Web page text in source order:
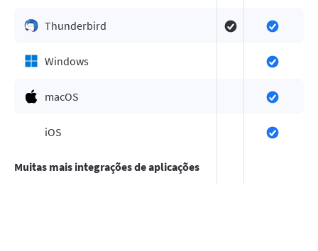
Thunderbird
Windows
macOS
iOS
Muitas mais integrações de aplicações